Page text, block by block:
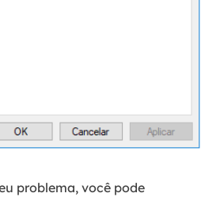
problema, você pode